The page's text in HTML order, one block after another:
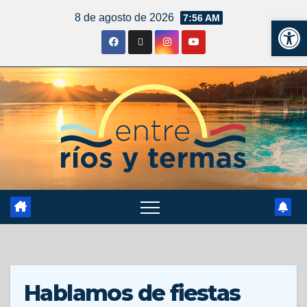
8 de agosto de 2026 7:56 AM
Hablamos de fiestas